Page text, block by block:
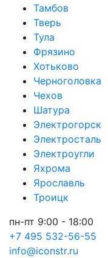
Тамбов
Тверь
Тула
Фрязино
Хотьково
Черноголовка
Чехов
Шатура
Электрогорск
Электросталь
Электроугли
Яхрома
Ярославль
Троицк
пн-пт 9:00 - 18:00
+7 495 532-56-55
info@iconstr.ru